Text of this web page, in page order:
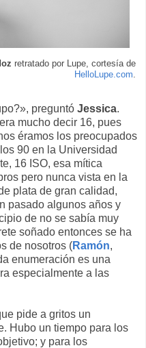
retratado por Lupe, cortesía de
HelloLupe.com
preguntó Jessica.
mucho decir 16, pues
éramos los preocupados
90 en la Universidad
16 ISO, esa mítica
pero nunca vista en la
plata de gran calidad,
pasado algunos años y
de no se sabía muy
soñado entonces se ha
de nosotros (Ramón,
enumeración es una
especialmente a las
pide a gritos un
Hubo un tiempo para los
y para los